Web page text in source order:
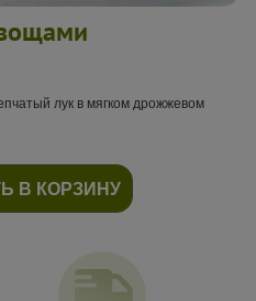
лук в мягком дрожжевом
В КОРЗИНУ